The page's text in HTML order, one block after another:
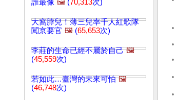
誰最像 🖼️ (70,313次)
大窩脖兒！薄三兒率千人紅歌隊
闖京要官 🖼️ (65,653次)
李莊的生命已經不屬於自己 🖼️
(45,559次)
若如此…臺灣的未來可怕 🖼️
(46,748次)